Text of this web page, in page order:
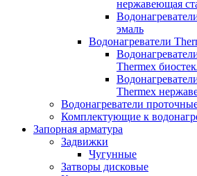
нержавеющая
эмаль
Водонагреватели
Thermex
Thermex
Водонагреватели
Комплектующие к
Запорная арматура
Задвижки
Чугунные
Затворы дисковые